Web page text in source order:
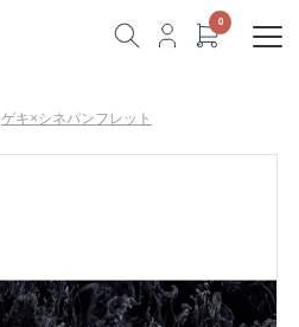
ゲキ×シネパンフレット